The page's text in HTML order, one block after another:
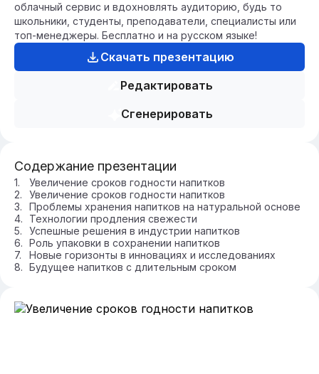
облачный сервис и вдохновлять аудиторию, будь то
школьники, студенты, преподаватели, специалисты или
топ-менеджеры. Бесплатно и на русском языке!
Скачать презентацию
Редактировать
Сгенерировать
Содержание презентации
Увеличение сроков годности напитков
Увеличение сроков годности напитков
Проблемы хранения напитков на натуральной основе
Технологии продления свежести
Успешные решения в индустрии напитков
Роль упаковки в сохранении напитков
Новые горизонты в инновациях и исследованиях
Будущее напитков с длительным сроком